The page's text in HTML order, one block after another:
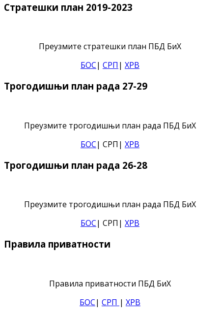
Стратешки план 2019-2023
Преузмите стратешки план ПБД БиХ
БОС| СРП | ХРВ
Трогодишњи план рада 27-29
Преузмите трогодишњи план рада ПБД БиХ
БОС| СРП| ХРВ
Трогодишњи план рада 26-28
Преузмите трогодишњи план рада ПБД БиХ
БОС| СРП| ХРВ
Правила приватности
Правила приватности ПБД БиХ
БОС| СРП | ХРВ